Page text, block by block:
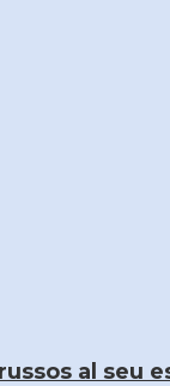
al seu